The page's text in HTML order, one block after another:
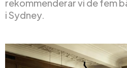
rekommenderar vi de fem
i Sydney.